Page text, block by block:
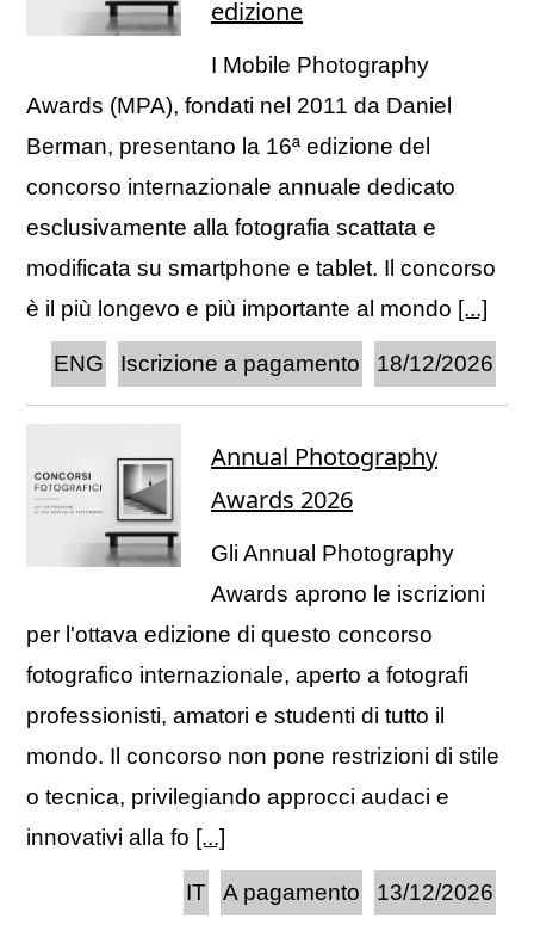
edizione
I Mobile Photography
Awards (MPA), fondati nel 2011 da Daniel
Berman, presentano la 16ª edizione del
concorso internazionale annuale dedicato
esclusivamente alla fotografia scattata e
modificata su smartphone e tablet. Il concorso
è il più longevo e più importante al mondo [...]
18/12/2026
Iscrizione a pagamento
ENG
Annual Photography
Awards 2026
Gli Annual Photography
Awards aprono le iscrizioni
per l'ottava edizione di questo concorso
fotografico internazionale, aperto a fotografi
professionisti, amatori e studenti di tutto il
mondo. Il concorso non pone restrizioni di stile
o tecnica, privilegiando approcci audaci e
innovativi alla fo [...]
13/12/2026
A pagamento
IT